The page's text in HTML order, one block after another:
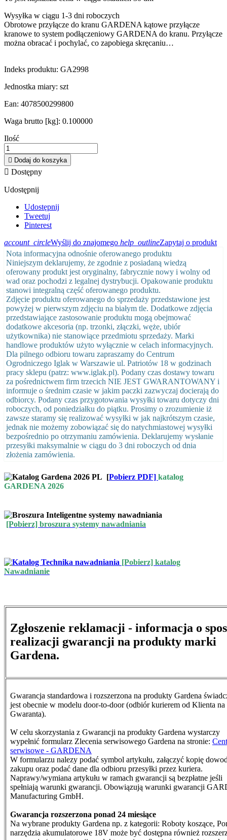
Wysyłka w ciągu 1-3 dni roboczych
Obrotowe przyłącze do kranu GARDENA kątowe przyłącze
kranowe to system podłączeniowy GARDENA do kranu. Przyłącze
można obracać i pochylać, co zapobiega skręcaniu…
Indeks produktu: GA2998
Jednostka miary: szt
Ean: 4078500299800
Waga brutto [kg]: 0.100000
Ilość
 Dodaj do koszyka
 Dostępny
Udostępnij
Udostępnij
Tweetuj
Pinterest
account_circleWyślij do znajomego help_outlineZapytaj o produkt
Nota informacyjna odnośnie oferowanego produktu
Niniejszym deklarujemy, że zgodnie z posiadaną wiedzą
oferowany produkt jest oryginalny, fabrycznie nowy i wolny od
wad oraz pochodzi z legalnej dystrybucji. Opakowanie produktu
stanowi integralną część oferowanego produktu.
Zdjęcie produktu oferowanego do sprzedaży przedstawione jest
powyżej w pierwszym zdjęciu na białym tle. Dodatkowe zdjęcia
przedstawiające zastosowanie produktu mogą obejmować
dodatkowe akcesoria (np. trzonki, złączki, węże, ubiór
użytkownika) nie stanowiące przedmiotu sprzedaży. Marki
handlowe produktów użyto wyłącznie w celach informacyjnych.
Dla pilnego odbioru towaru zapraszamy do Centrum
Ogrodniczego Iglak w Warszawie ul. Patriotów 18 w godzinach
pracy sklepu (patrz: www.iglak.pl). Podany czas dostawy towaru
za pośrednictwem firm trzecich NIE JEST GWARANTOWANY i
informuje o średnim czasie w jakim paczki zazwyczaj docierają do
odbiorcy. Podany czas przygotowania wysyłki towaru dotyczy dni
roboczych, od poniedziałku do piątku. Prosimy o zrozumienie iż
zawsze staramy się realizować wysyłki w jak najkrótszym czasie,
jednak nie możemy zobowiązać się do natychmiastowej wysyłki
bezpośrednio po otrzymaniu zamówienia. Deklarujemy wysłanie
przesyłki maksymalnie w ciągu do 3 dni roboczych od dnia
złożenia zamówienia.
[Pobierz PDF] katalog
GARDENA 2026
[Pobierz] broszura systemy nawadniania
[Pobierz] katalog
Nawadnianie
Zgłoszenie reklamacji - informacja o
realizacji gwarancji na produkty marki
Gardena.
Gwarancja standardowa i rozszerzona na produkty Gardena
jest obecnie w modelu door-to-door (odbiór kurierem od Klienta na
Gwaranta).
W celu skorzystania z Gwarancji na produkty Gardena wystarczy
wypełnić formularz Zlecenia serwisowego Gardena na stronie:
serwisowe - GARDENA
W formularzu nalezy podać symbol artykułu, załączyć kopię
zakupu oraz podać dane dla odbioru przesyłki przez kuriera.
Naprawy/wymiana artykułu w ramach gwarancji są bezpłatne jeśli
spełniają warunki gwarancji. Obowiązują warunki gwarancji
Manufacturing GmbH.
Gwarancja rozszerzona ponad 24 miesiące
Na wybrane produkty Gardena np. z kategorii: Roboty koszące,
narzędzia akumulatorowe 18V może być dostępna również